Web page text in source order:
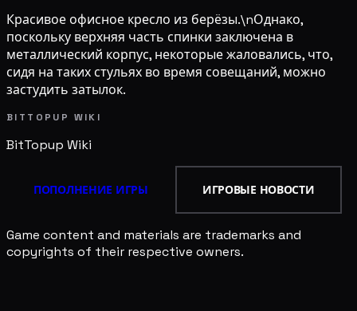
Красивое офисное кресло из берёзы.\nОднако,
поскольку верхняя часть спинки заключена в
металлический корпус, некоторые жаловались, что,
сидя на таких стульях во время совещаний, можно
застудить затылок.
BITTOPUP WIKI
BitTopup Wiki
ПОПОЛНЕНИЕ ИГРЫ ИГРОВЫЕ НОВОСТИ
Game content and materials are trademarks and
copyrights of their respective owners.